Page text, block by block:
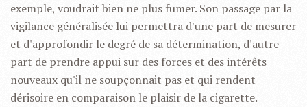
exemple, voudrait bien ne plus fumer. Son passage par la
vigilance généralisée lui permettra d'une part de mesurer
et d'approfondir le degré de sa détermination, d'autre
part de prendre appui sur des forces et des intérêts
nouveaux qu'il ne soupçonnait pas et qui rendent
dérisoire en comparaison le plaisir de la cigarette.